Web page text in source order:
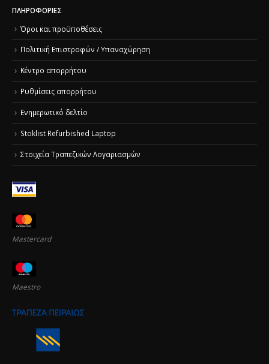
ΠΛΗΡΟΦΟΡΊΕΣ
Όροι και προϋποθέσεις
Πολιτική Επιστροφών / Υπαναχώρηση
Κέντρο απορρήτου
Ρυθμίσεις απορρήτου
Ενημερωτικό δελτίο
Stoklist Refurbished Laptop
Στοιχεία Τραπεζικών Λογαριασμών
Mastercard
Maestro